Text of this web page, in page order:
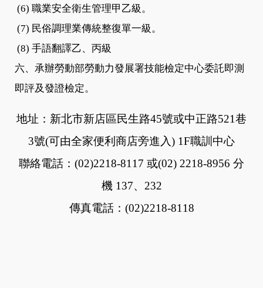
(6) 職業安全衛生管理甲乙級。
(7) 民俗調理業傳統整復單一級。
(8) 手語翻譯乙、丙級
六、承辦勞動部勞動力發展署技能檢定中心委託即測
即評及發證檢定。
地址：新北市新店區民生路45號或中正路521巷
3號(可由全家便利商店旁進入) 1F職訓中心
聯絡電話：(02)2218-8117 或(02) 2218-8956 分
機 137、232
傳真電話：(02)2218-8118